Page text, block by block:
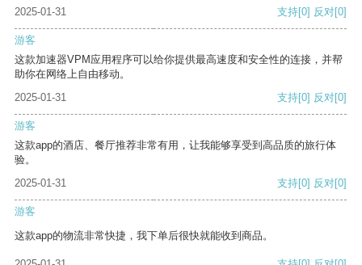
2025-01-31 支持[0] 反对[0]
游客
这款加速器VPM应用程序可以给你提供最高速度和安全性的连接，并帮
助你在网络上自由移动。
2025-01-31
支持[0] 反对[0]
游客
这款app的酒店、餐厅推荐非常有用，让我能够享受到高品质的旅行体
验。
2025-01-31
支持[0] 反对[0]
游客
这款app的物流非常快捷，我下单后很快就能收到商品。